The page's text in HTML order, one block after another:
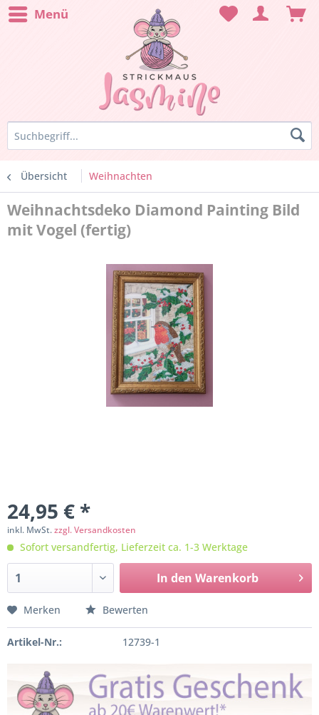
Menü
Übersicht Weihnachten
Weihnachtsdeko Diamond Painting Bild
mit Vogel (fertig)
24,95 € *
inkl. MwSt.zzgl. Versandkosten
Sofort versandfertig, Lieferzeit ca. 1-3 Werktage
In den Warenkorb
Merken Bewerten
Artikel-Nr.: 12739-1